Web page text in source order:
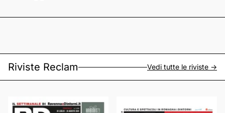
Riviste Reclam Vedi tutte le riviste ->